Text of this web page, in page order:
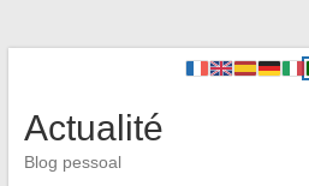
Actualité
Blog pessoal